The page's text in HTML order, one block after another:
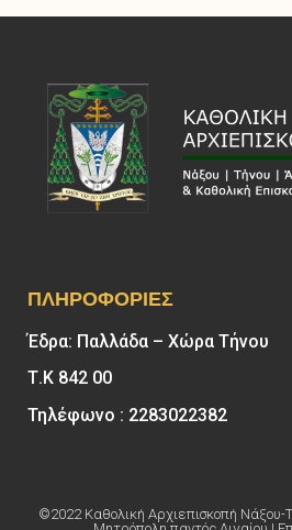
ΠΛΗΡΟΦΟΡΊΕΣ
Έδρα: Παλλάδα – Χώρα Τήνου
Τ.Κ 842 00
Τηλέφωνο : 2283022382
©2022 Καθολική Αρχιεπισκοπή Νάξου-